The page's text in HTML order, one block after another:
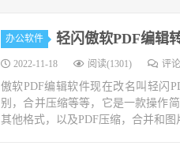
办公软件 轻闪傲软PDF编辑
2022-11-18 阅读(1301) 评
傲软PDF编辑软件现在改名叫轻闪
别，合并压缩等等，它是一款操作
其他格式，以及PDF压缩，合并和图